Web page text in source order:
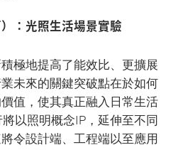
：光照生活場景實驗
極地提高了能效比、更擴展
未來的關鍵突破點在於如何
值，使其真正融入日常生活
以照明概念IP，延伸至不同
令設計端、工程端以至應用